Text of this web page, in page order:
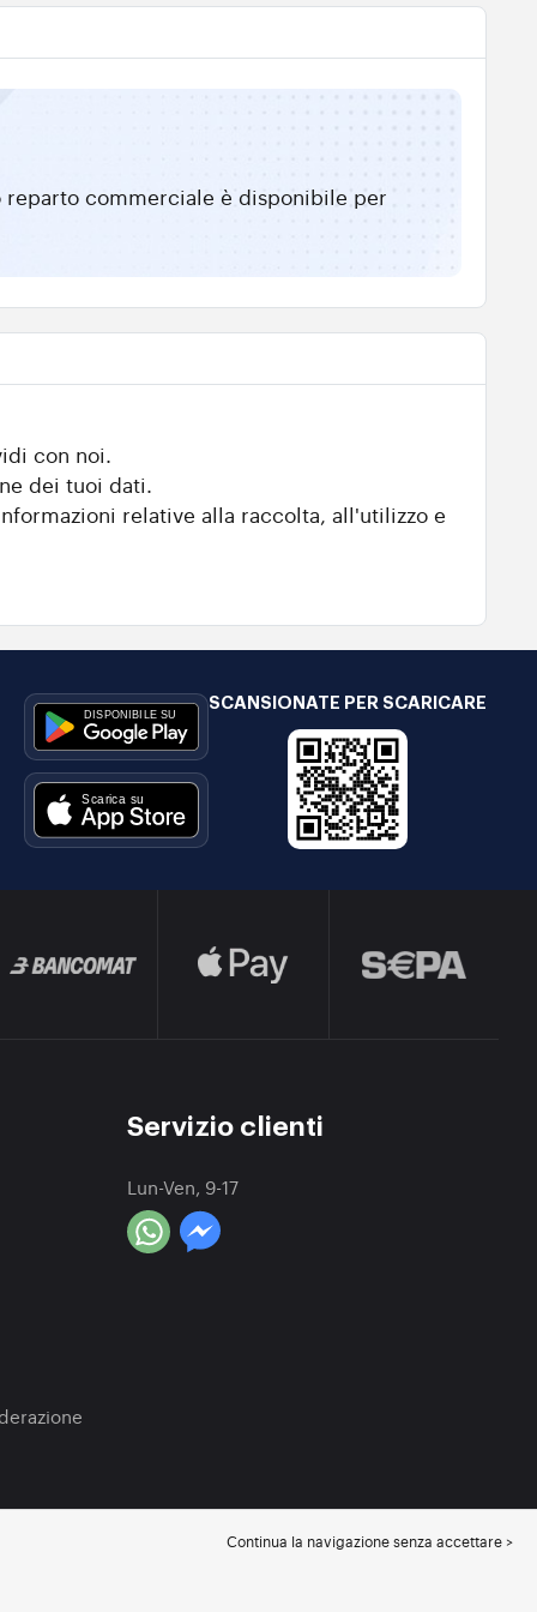
commerciale è disponibile per
con noi.
dei tuoi dati.
relative alla raccolta, all'utilizzo e
SCANSIONATE PER SCARICARE
Servizio clienti
Lun-Ven, 9-17
Continua la navigazione senza accettare >